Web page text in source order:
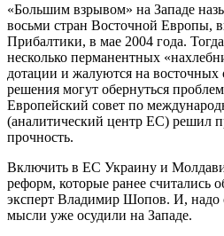
«Большим взрывом» на Западе
восьми стран Восточной Европы,
Прибалтики, в мае 2004 года.
несколько перманентных
дотации и жалуются на восточных
решения могут обернуться
Европейский совет по
(аналитический центр ЕС) решил
прочность.
Включить в ЕС Украину и
реформ, которые ранее считались
эксперт Владимир Шопов. И, надо
мысли уже осудили на Западе.